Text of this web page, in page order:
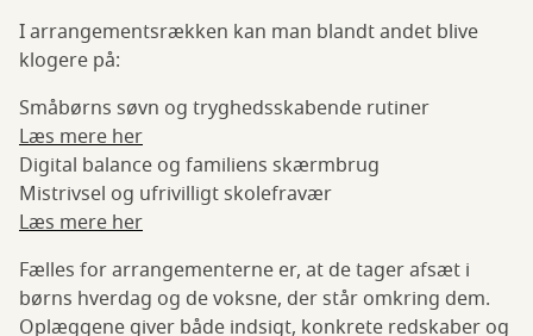
I arrangementsrækken kan man blandt andet blive
klogere på:
Småbørns søvn og tryghedsskabende rutiner
Læs mere her
Digital balance og familiens skærmbrug
Mistrivsel og ufrivilligt skolefravær
Læs mere her
Fælles for arrangementerne er, at de tager afsæt i
børns hverdag og de voksne, der står omkring dem.
Oplæggene giver både indsigt, konkrete redskaber og